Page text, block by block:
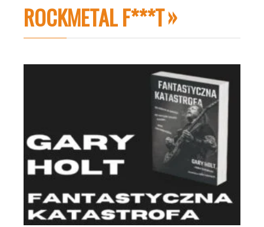
ROCKMETAL F***T